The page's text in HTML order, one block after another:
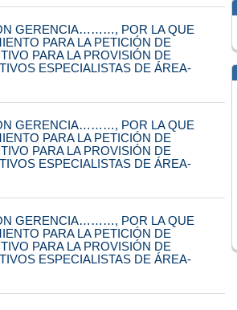
GERENCIA………, POR LA QUE
PARA LA PETICIÓN DE
PARA LA PROVISIÓN DE
ESPECIALISTAS DE ÁREA-
GERENCIA………, POR LA QUE
PARA LA PETICIÓN DE
PARA LA PROVISIÓN DE
ESPECIALISTAS DE ÁREA-
GERENCIA………, POR LA QUE
PARA LA PETICIÓN DE
PARA LA PROVISIÓN DE
ESPECIALISTAS DE ÁREA-